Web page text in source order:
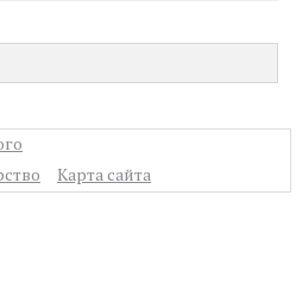
Карта сайта